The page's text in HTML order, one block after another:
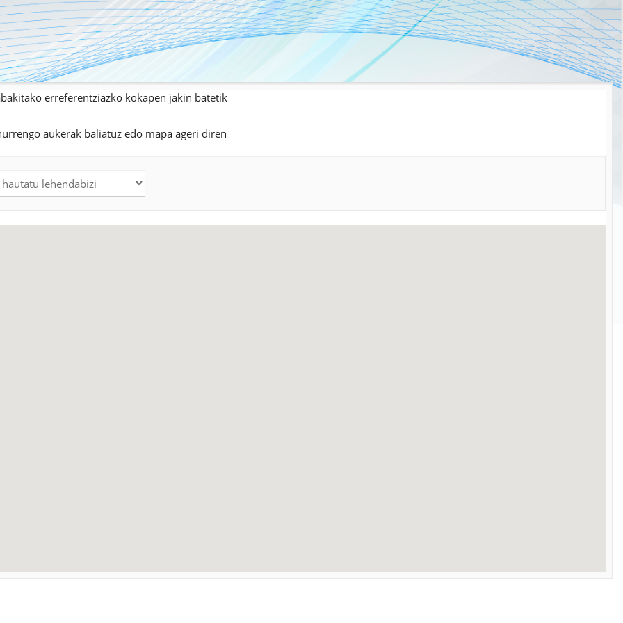
erreferentziazko kokapen jakin batetik
aukerak baliatuz edo mapa ageri diren